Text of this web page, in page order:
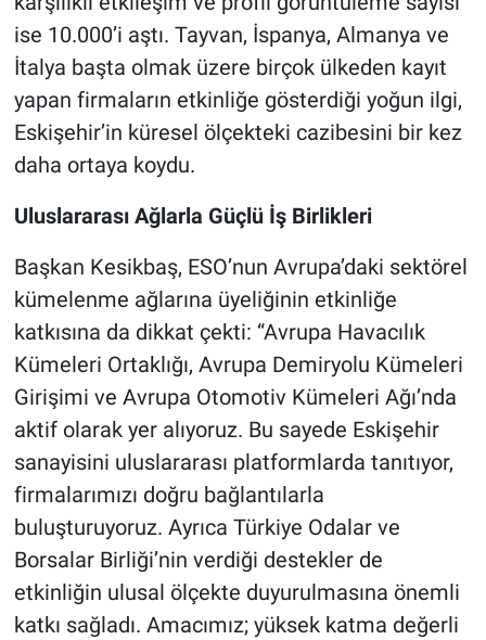
ise 10.000’i aştı. Tayvan, İspanya, Almanya ve
İtalya başta olmak üzere birçok ülkeden kayıt
yapan firmaların etkinliğe gösterdiği yoğun ilgi,
Eskişehir’in küresel ölçekteki cazibesini bir kez
daha ortaya koydu.
Uluslararası Ağlarla Güçlü İş Birlikleri
Başkan Kesikbaş, ESO’nun Avrupa’daki sektörel
kümelenme ağlarına üyeliğinin etkinliğe
katkısına da dikkat çekti: “Avrupa Havacılık
Kümeleri Ortaklığı, Avrupa Demiryolu Kümeleri
Girişimi ve Avrupa Otomotiv Kümeleri Ağı’nda
aktif olarak yer alıyoruz. Bu sayede Eskişehir
sanayisini uluslararası platformlarda tanıtıyor,
firmalarımızı doğru bağlantılarla
buluşturuyoruz. Ayrıca Türkiye Odalar ve
Borsalar Birliği’nin verdiği destekler de
etkinliğin ulusal ölçekte duyurulmasına önemli
katkı sağladı. Amacımız; yüksek katma değerli